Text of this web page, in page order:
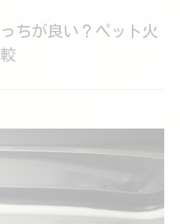
ちが良い？ペット火